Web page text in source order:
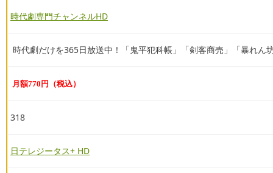
時代劇専門チャンネルHD
時代劇だけを365日放送中！「鬼平犯科帳」「剣客商売」「暴れん
月額770円（税込）
318
日テレジータス+ HD